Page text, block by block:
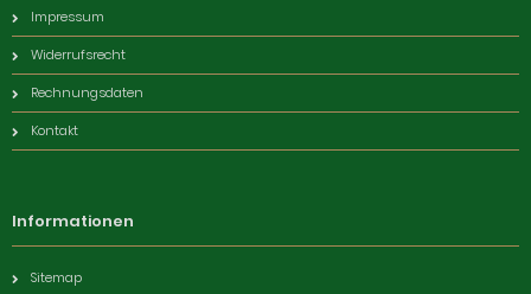
Impressum
Widerrufsrecht
Rechnungsdaten
Kontakt
Informationen
Sitemap